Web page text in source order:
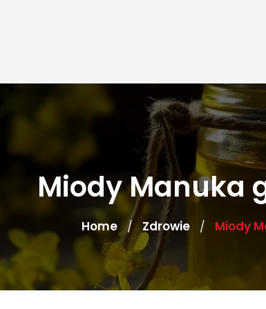
Miody Manuka
Home / Zdrowie / Miody